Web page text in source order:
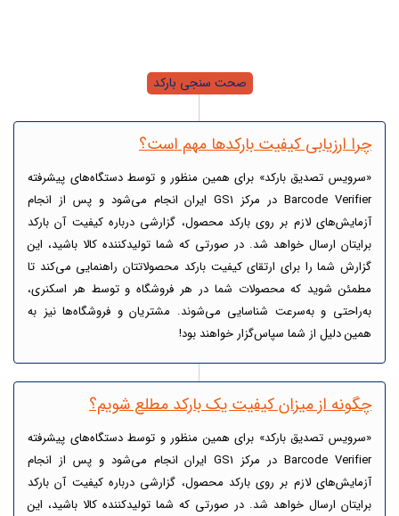
صحت سنجی بارکد
چرا ارزیابی کیفیت بارکدها مهم است؟
«سرویس تصدیق بارکد» برای همین منظور و توسط دستگاه‌های پیشرفته
Barcode Verifier در مرکز GS1 ایران انجام می‌شود و پس از انجام
آزمایش‌های لازم بر روی بارکد محصول، گزارشی درباره کیفیت آن بارکد
برایتان ارسال خواهد شد. در صورتی که شما تولیدکننده کالا باشید، این
گزارش شما را برای ارتقای کیفیت بارکد محصولاتتان راهنمایی می‌کند تا
مطمئن شوید که محصولات شما در هر فروشگاه و توسط هر اسکنری،
به‌راحتی و به‌سرعت شناسایی می‌شوند. مشتریان و فروشگاه‌ها نیز به
همین دلیل از شما سپاس‌گزار خواهند بود!
چگونه از میزان کیفیت یک بارکد مطلع شویم؟
«سرویس تصدیق بارکد» برای همین منظور و توسط دستگاه‌های پیشرفته
Barcode Verifier در مرکز GS1 ایران انجام می‌شود و پس از انجام
آزمایش‌های لازم بر روی بارکد محصول، گزارشی درباره کیفیت آن بارکد
برایتان ارسال خواهد شد. در صورتی که شما تولیدکننده کالا باشید، این